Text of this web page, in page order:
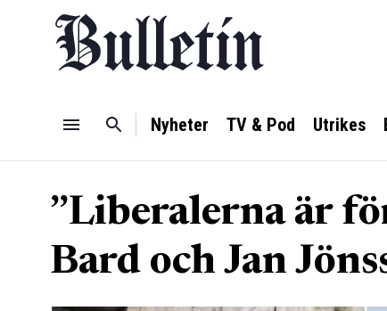
Nyheter TV & Pod Utrikes
”Liberalerna är
Bard och Jan